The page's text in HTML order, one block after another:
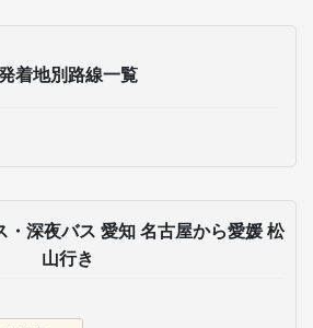
着地別路線一覧
・深夜バス 愛知 名古屋から愛媛 松
山行き